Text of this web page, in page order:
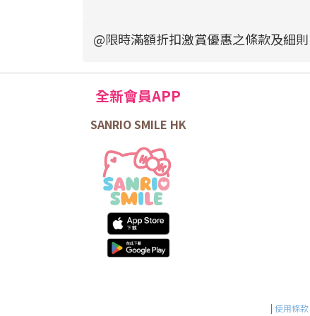
@限時滿額折扣激賞優惠之條款及細則
全新會員APP
SANRIO SMILE HK
| 使用條款